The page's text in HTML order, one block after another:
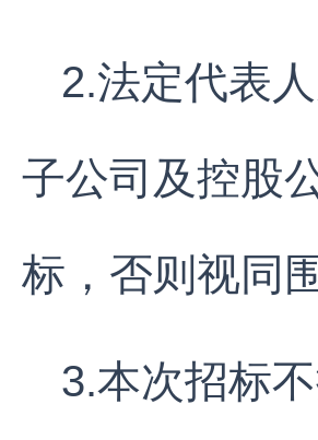
2.法定代表
子公司及控股
标，否则视同
3.本次招标